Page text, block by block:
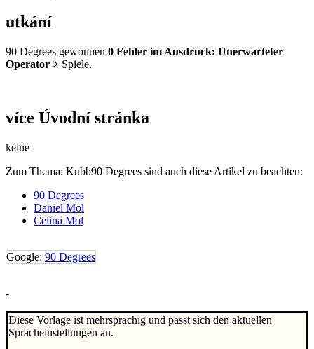
utkání
90 Degrees gewonnen 0 Fehler im Ausdruck: Unerwarteter
Operator > Spiele.
více Úvodní stránka
keine
Zum Thema: Kubb90 Degrees sind auch diese Artikel zu beachten:
90 Degrees
Daniel Mol
Celina Mol
Google: 90 Degrees
-
Diese Vorlage ist mehrsprachig und passt sich den aktuellen
Spracheinstellungen an.